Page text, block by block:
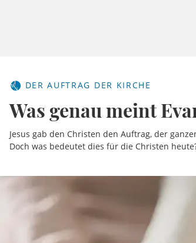
DER AUFTRAG DER KIRCHE
Was genau meint
Jesus gab den Christen den Auftrag, der
Doch was bedeutet dies für die Christen